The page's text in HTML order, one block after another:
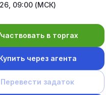
09:00 (МСК)
в торгах
Купить через агента
Перевести задаток